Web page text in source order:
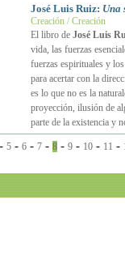
José Luis Ruiz: Una
Creación / Creación
El libro de José Luis
vida, las fuerzas
fuerzas espirituales y
para acertar con la
es lo que no es la
proyección, ilusión de
parte de la existencia y
- 5 - 6 - 7 - 8 - 9 - 10 - 11 -